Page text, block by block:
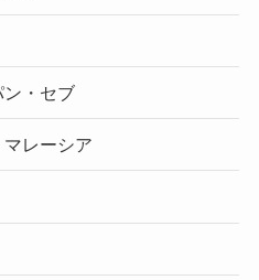
・セブ
レーシア